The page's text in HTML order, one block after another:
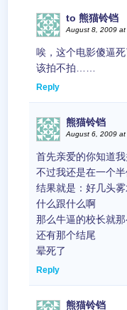
to 熊猫铃铛
August 8, 2009 at
唉，这个电影傻逼
该拍不拍……
Reply
熊猫铃铛
August 6, 2009 at
首先亲爱的你知道
不过我还是在一个
结果就是：好几头
什么跟什么啊
那么牛逼的校长就
还有那个结尾
晕死了
Reply
熊猫铃铛